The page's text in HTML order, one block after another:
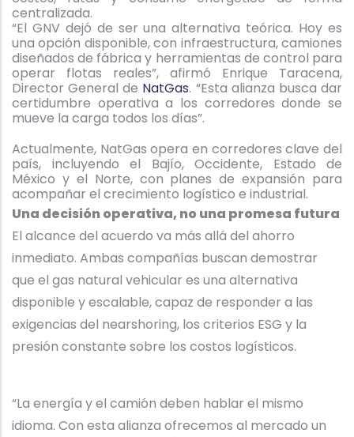
centralizada.
“El GNV dejó de ser una alternativa teórica. Hoy es
una opción disponible, con infraestructura, camiones
diseñados de fábrica y herramientas de control para
operar flotas reales”, afirmó Enrique Taracena,
Director General de NatGas. “Esta alianza busca dar
certidumbre operativa a los corredores donde se
mueve la carga todos los días”.
Actualmente, NatGas opera en corredores clave del
país, incluyendo el Bajío, Occidente, Estado de
México y el Norte, con planes de expansión para
acompañar el crecimiento logístico e industrial.
Una decisión operativa, no una promesa futura
El alcance del acuerdo va más allá del ahorro
inmediato. Ambas compañías buscan demostrar
que el gas natural vehicular es una alternativa
disponible y escalable, capaz de responder a las
exigencias del nearshoring, los criterios ESG y la
presión constante sobre los costos logísticos.
“La energía y el camión deben hablar el mismo
idioma. Con esta alianza ofrecemos al mercado un